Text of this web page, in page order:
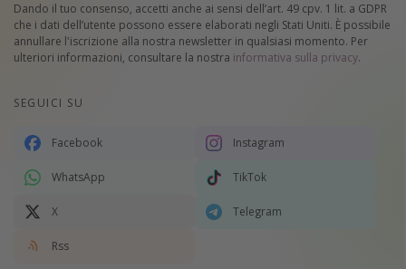
Dando il tuo consenso, accetti anche ai sensi dell’art. 49 cpv. 1 lit. a GDPR
che i dati dell’utente possono essere elaborati negli Stati Uniti. È possibile
annullare l'iscrizione alla nostra newsletter in qualsiasi momento. Per
ulteriori informazioni, consultare la nostra informativa sulla privacy.
SEGUICI SU
Facebook Instagram
WhatsApp TikTok
X Telegram
Rss